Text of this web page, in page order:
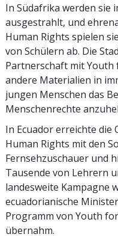
In Südafrika werden sie
ausgestrahlt, und
Human Rights spielen
von Schülern ab. Die
Partnerschaft mit Youth
andere Materialien in
jungen Menschen das
Menschenrechte
In Ecuador erreichte
Human Rights mit den
Fernsehzuschauer und
Tausende von Lehrern
landesweite Kampagne
ecuadorianische
Programm von Youth
übernahm.